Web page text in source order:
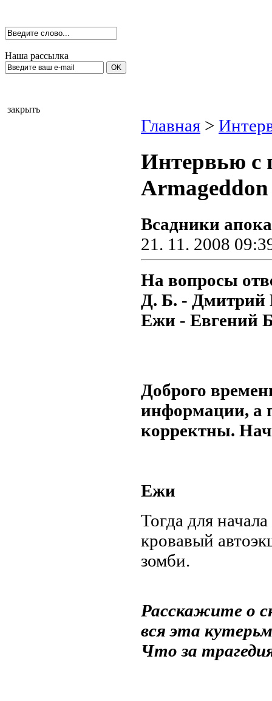
Наша рассылка
закрыть
Главная >
Интервью c
Всадники
21. 11. 2008
На вопросы
Д. Б. - Дмитрий
Ежи - Евгений
Доброго
информации, а
корректны.
Ежи
Тогда для
кровавый
зомби.
Расскажите о
вся эта
Что за